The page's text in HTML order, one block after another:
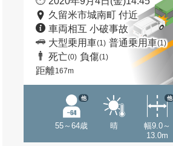
久留米市城南町 付近
車両相互 小破事故
大型乗用車(1) 普通乗用車(1)
死亡(0) 負傷(1)
距離167m
55～64歳
他
晴
幅9.0～
13.0m
他